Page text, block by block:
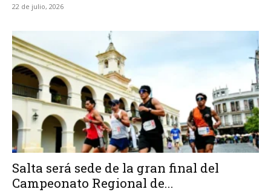
22 de julio, 2026
Salta será sede de la gran final del
Campeonato Regional de...